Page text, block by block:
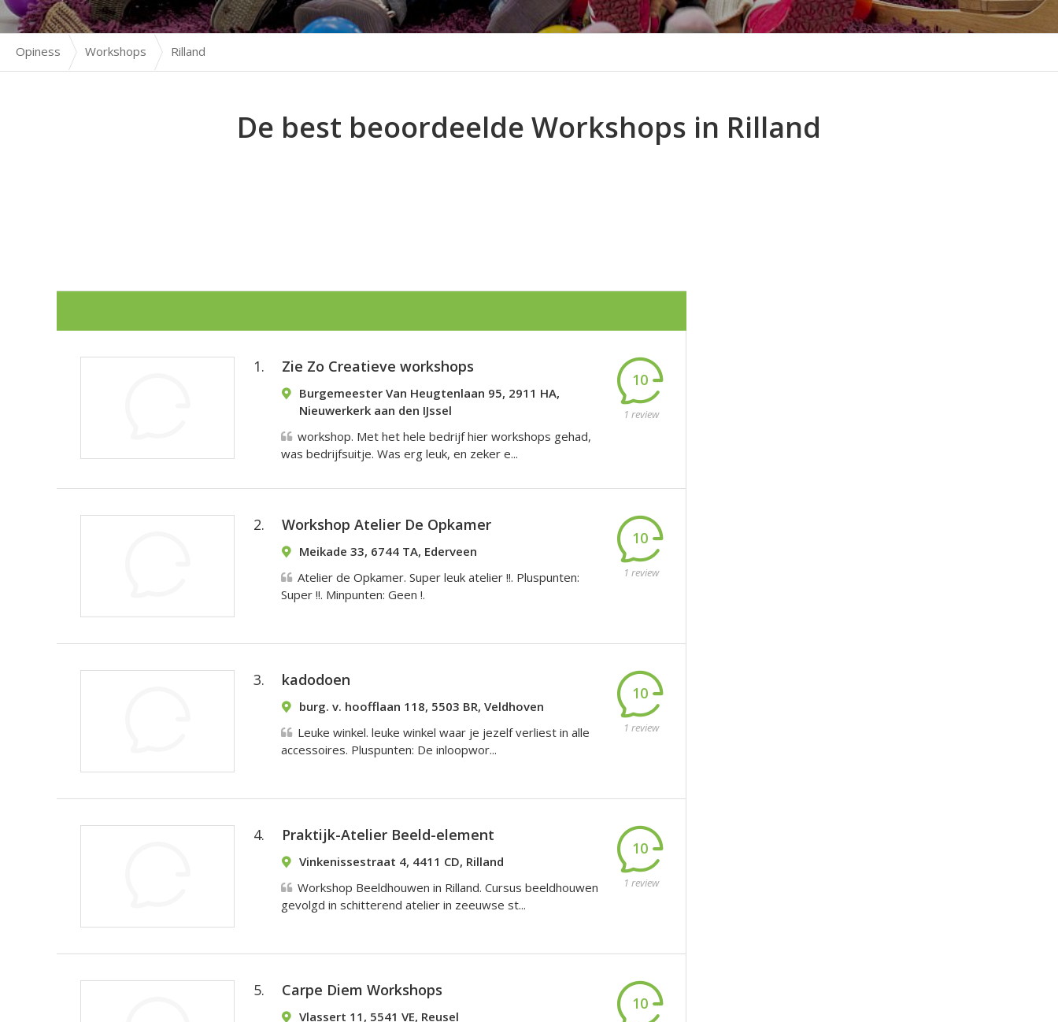
Opiness Workshops Rilland
De best beoordeelde Workshops in Rilland
1. Zie Zo Creatieve workshops
Burgemeester Van Heugtenlaan 95, 2911 HA,
Nieuwerkerk aan den IJssel
10
1 review
workshop. Met het hele bedrijf hier workshops gehad,
was bedrijfsuitje. Was erg leuk, en zeker e...
2. Workshop Atelier De Opkamer
Meikade 33, 6744 TA, Ederveen
10
1 review
Atelier de Opkamer. Super leuk atelier !!. Pluspunten:
Super !!. Minpunten: Geen !.
3. kadodoen
burg. v. hoofflaan 118, 5503 BR, Veldhoven
10
1 review
Leuke winkel. leuke winkel waar je jezelf verliest in alle
accessoires. Pluspunten: De inloopwor...
4. Praktijk-Atelier Beeld-element
Vinkenissestraat 4, 4411 CD, Rilland
10
1 review
Workshop Beeldhouwen in Rilland. Cursus beeldhouwen
gevolgd in schitterend atelier in zeeuwse st...
5. Carpe Diem Workshops
Vlassert 11, 5541 VE, Reusel
10